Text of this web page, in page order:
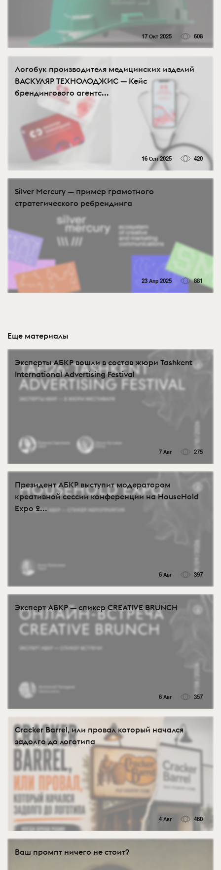
17 Окт 2025 608
Логобук производителя медицинских изделий
ВАСКУЛЯР ТЕХНОЛОДЖИС — Кейс
брендингового агентс...
16 Сен 2025 420
Silver Mercury — пример грамотного
стратегического ребрендинга
23 Апр 2025 881
Еще материалы
Эксперты АБКР вошли в состав жюри Tashkent
International Advertising Festival
7 Авг 275
Президент АБКР выступит модератором
креативной сессии конференции на HouseHold
Expo 2...
6 Авг 397
Эксперт АБКР — спикер CREATIVE BRUNCH
6 Авг 357
Cracker Barrel, или провал который начался
задолго до логотипа
4 Авг 460
Ваш промпт ничего не стоит?